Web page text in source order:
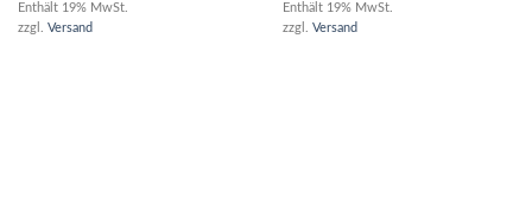
Enthält 19% MwSt.
zzgl. Versand
Enthält 19% MwSt.
zzgl. Versand